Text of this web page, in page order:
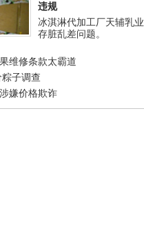
违规
冰淇淋代加工厂天辅乳业
存脏乱差问题。
维修条款太霸道
子调查
嫌价格欺诈